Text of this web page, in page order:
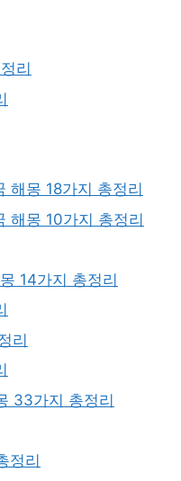
리
해몽 18가지 총정리
해몽 10가지 총정리
14가지 총정리
리
33가지 총정리
정리